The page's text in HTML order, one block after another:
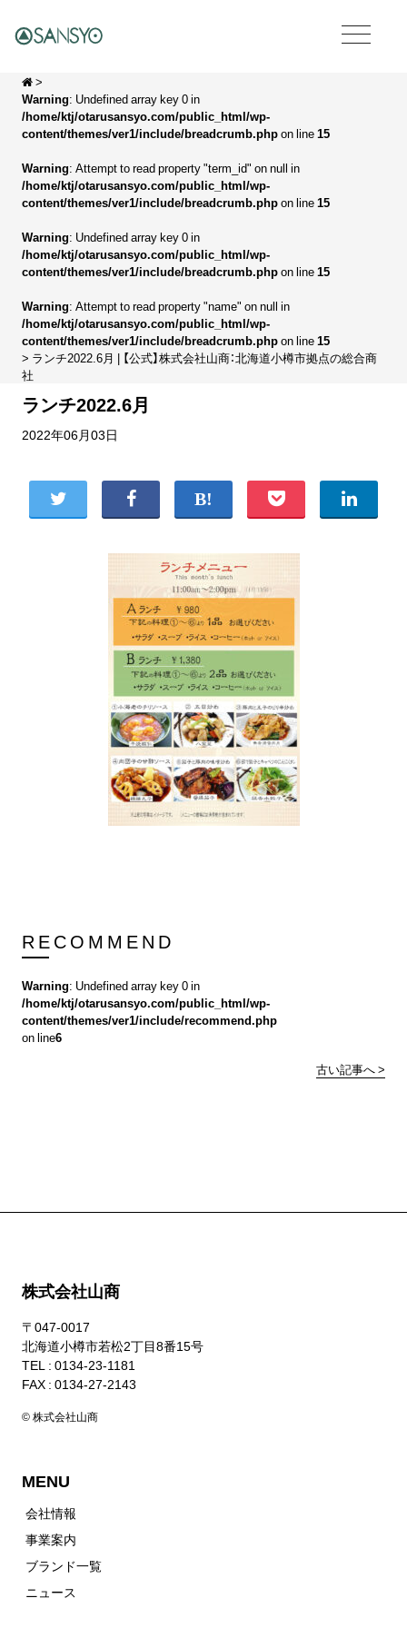
>
Warning: Undefined array key 0 in
/home/ktj/otarusansyo.com/public_html/wp-
content/themes/ver1/include/breadcrumb.phpon line15
Warning: Attempt to read property "term_id" on null in
/home/ktj/otarusansyo.com/public_html/wp-
content/themes/ver1/include/breadcrumb.phpon line15
Warning: Undefined array key 0 in
/home/ktj/otarusansyo.com/public_html/wp-
content/themes/ver1/include/breadcrumb.phpon line15
Warning: Attempt to read property "name" on null in
/home/ktj/otarusansyo.com/public_html/wp-
content/themes/ver1/include/breadcrumb.phpon line15
> ランチ2022.6月 | 【公式】株式会社山商：北海道小樽市拠点の総合商
社
ランチ2022.6月
2022年06月03日
RECOMMEND
Warning: Undefined array key 0 in
/home/ktj/otarusansyo.com/public_html/wp-
content/themes/ver1/include/recommend.php
on line6
古い記事へ >
株式会社山商
〒047-0017
北海道小樽市若松2丁目8番15号
TEL : 0134-23-1181
FAX : 0134-27-2143
© 株式会社山商
MENU
会社情報
事業案内
ブランド一覧
ニュース